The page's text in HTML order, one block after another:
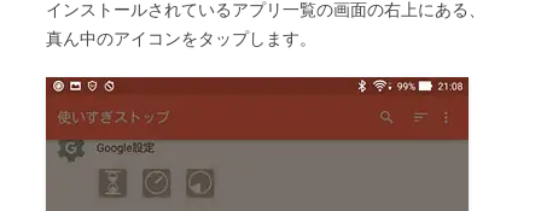
インストールされているアプリ一覧の画面の右上にある、
真ん中のアイコンをタップします。